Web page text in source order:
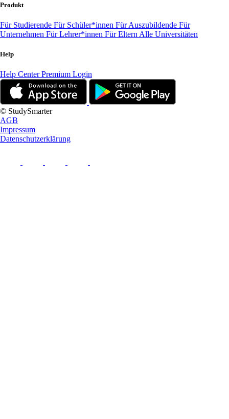
Produkt
Für Studierende Für Schüler*innen Für Auszubildende Für
Unternehmen Für Lehrer*innen Für Eltern Alle Universitäten
Help
Help CenterPremium Login
© StudySmarter
AGB
Impressum
Datenschutzerklärung